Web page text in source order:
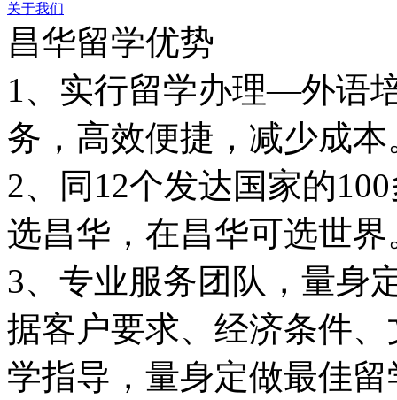
关于我们
昌华留学优势
1、实行留学办理—外语
务，高效便捷，减少成本
2、同12个发达国家的
选昌华，在昌华可选世界
3、专业服务团队，量身
据客户要求、经济条件
学指导，量身定做最佳